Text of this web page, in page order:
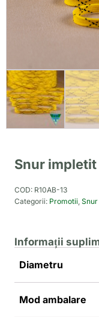
Snur impletit
COD: R10AB-13
Categorii: Promotii,
Informații
Diametru
Mod ambalare